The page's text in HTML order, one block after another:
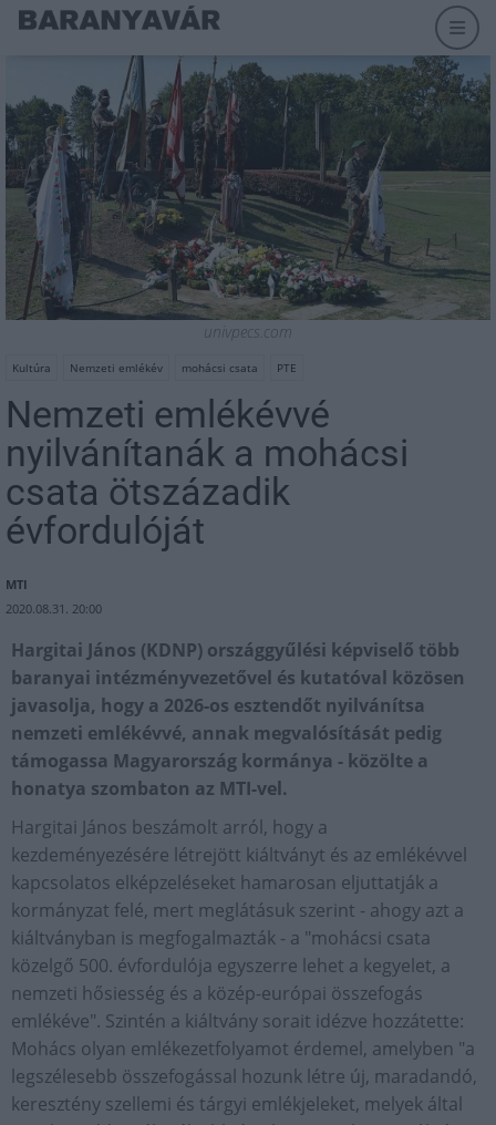
univpecs.com
Kultúra Nemzeti emlékév mohácsi csata PTE
Nemzeti emlékévvé
nyilvánítanák a mohácsi
csata ötszázadik
évfordulóját
MTI
2020.08.31. 20:00
Hargitai János (KDNP) országgyűlési képviselő több
baranyai intézményvezetővel és kutatóval közösen
javasolja, hogy a 2026-os esztendőt nyilvánítsa
nemzeti emlékévvé, annak megvalósítását pedig
támogassa Magyarország kormánya - közölte a
honatya szombaton az MTI-vel.
Hargitai János beszámolt arról, hogy a
kezdeményezésére létrejött kiáltványt és az emlékévvel
kapcsolatos elképzeléseket hamarosan eljuttatják a
kormányzat felé, mert meglátásuk szerint - ahogy azt a
kiáltványban is megfogalmazták - a "mohácsi csata
közelgő 500. évfordulója egyszerre lehet a kegyelet, a
nemzeti hősiesség és a közép-európai összefogás
emlékéve". Szintén a kiáltvány sorait idézve hozzátette:
Mohács olyan emlékezetfolyamot érdemel, amelyben "a
legszélesebb összefogással hozunk létre új, maradandó,
keresztény szellemi és tárgyi emlékjeleket, melyek által